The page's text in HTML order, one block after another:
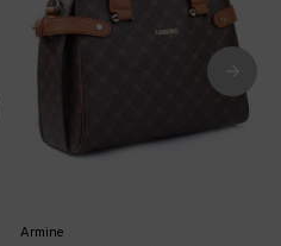
Armine